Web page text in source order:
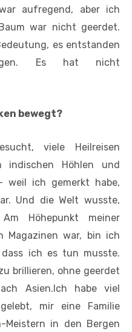
aufregend, aber ich
war nicht geerdet.
es entstanden
Es hat nicht
bewegt?
viele Heilreisen
indischen Höhlen und
weil ich gemerkt habe,
Und die Welt wusste,
Höhepunkt meiner
Magazinen war, bin ich
ich es tun musste.
brillieren, ohne geerdet
Asien.Ich habe viel
mir eine Familie
in den Bergen